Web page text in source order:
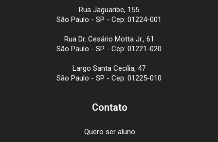
Rua Jaguaribe, 155
São Paulo - SP - Cep: 01224-001
Rua Dr. Cesário Motta Jr., 61
São Paulo - SP - Cep: 01221-020
Largo Santa Cecília, 47
São Paulo - SP - Cep: 01225-010
Contato
Quero ser aluno